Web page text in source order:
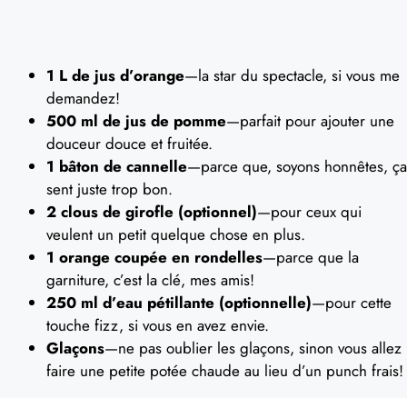
1 L de jus d’orange—la star du spectacle, si vous me
demandez!
500 ml de jus de pomme—parfait pour ajouter une
douceur douce et fruitée.
1 bâton de cannelle—parce que, soyons honnêtes, ça
sent juste trop bon.
2 clous de girofle (optionnel)—pour ceux qui
veulent un petit quelque chose en plus.
1 orange coupée en rondelles—parce que la
garniture, c’est la clé, mes amis!
250 ml d’eau pétillante (optionnelle)—pour cette
touche fizz, si vous en avez envie.
Glaçons—ne pas oublier les glaçons, sinon vous allez
faire une petite potée chaude au lieu d’un punch frais!